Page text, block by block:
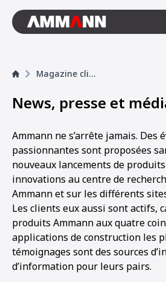
Magazine clients
News, presse et
Ammann ne s’arrête jamais. Des
passionnantes sont proposées
nouveaux lancements de produits
innovations au centre de
Ammann et sur les différents
Les clients eux aussi sont actifs,
produits Ammann aux quatre
applications de construction les
témoignages sont des sources
d’information pour leurs pairs.